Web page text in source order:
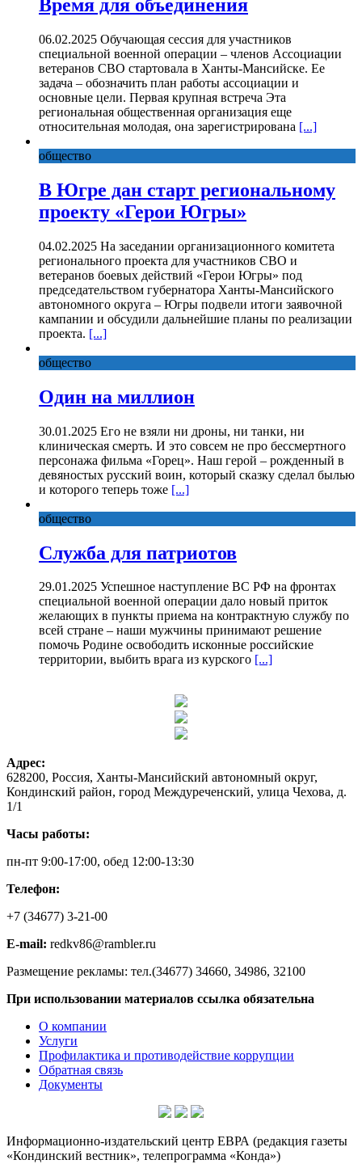
Время для объединения
06.02.2025 Обучающая сессия для участников
специальной военной операции – членов Ассоциации
ветеранов СВО стартовала в Ханты-Мансийске. Ее
задача – обозначить план работы ассоциации и
основные цели. Первая крупная встреча Эта
региональная общественная организация еще
относительная молодая, она зарегистрирована [...]
общество
В Югре дан старт региональному
проекту «Герои Югры»
04.02.2025 На заседании организационного комитета
регионального проекта для участников СВО и
ветеранов боевых действий «Герои Югры» под
председательством губернатора Ханты-Мансийского
автономного округа – Югры подвели итоги заявочной
кампании и обсудили дальнейшие планы по реализации
проекта. [...]
общество
Один на миллион
30.01.2025 Его не взяли ни дроны, ни танки, ни
клиническая смерть. И это совсем не про бессмертного
персонажа фильма «Горец». Наш герой – рожденный в
девяностых русский воин, который сказку сделал былью
и которого теперь тоже [...]
общество
Служба для патриотов
29.01.2025 Успешное наступление ВС РФ на фронтах
специальной военной операции дало новый приток
желающих в пункты приема на контрактную службу по
всей стране – наши мужчины принимают решение
помочь Родине освободить исконные российские
территории, выбить врага из курского [...]
Адрес:
628200, Россия, Ханты-Мансийский автономный округ,
Кондинский район, город Междуреченский, улица Чехова, д.
1/1
Часы работы:
пн-пт 9:00-17:00, обед 12:00-13:30
Телефон:
+7 (34677) 3-21-00
E-mail: redkv86@rambler.ru
Размещение рекламы: тел.(34677) 34660, 34986, 32100
При использовании материалов ссылка обязательна
О компании
Услуги
Профилактика и противодействие коррупции
Обратная связь
Документы
Информационно-издательский центр ЕВРА (редакция газеты
«Кондинский вестник», телепрограмма «Конда»)